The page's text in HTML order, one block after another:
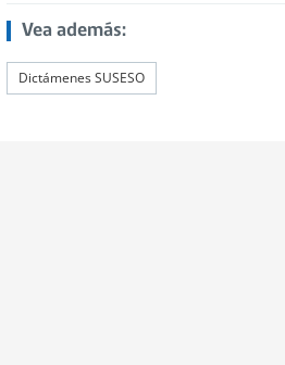
Vea además:
Dictámenes SUSESO